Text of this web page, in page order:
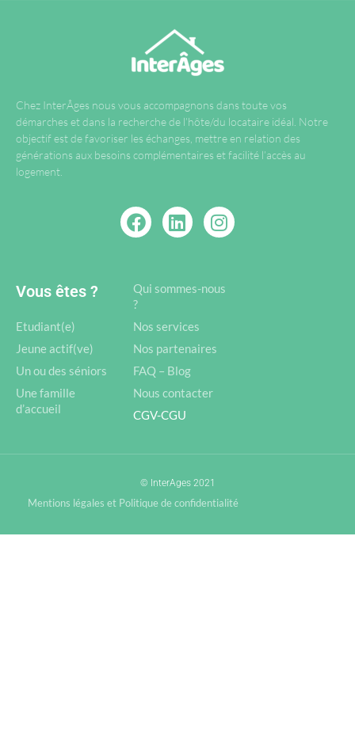
Chez InterÂges nous vous accompagnons dans toute vos
démarches et dans la recherche de l’hôte/du locataire idéal. Notre
objectif est de favoriser les échanges, mettre en relation des
générations aux besoins complémentaires et facilité l’accès au
logement.
Vous êtes ?
Etudiant(e)
Jeune actif(ve)
Un ou des séniors
Une famille
d’accueil
Qui sommes-nous
?
Nos services
Nos partenaires
FAQ – Blog
Nous contacter
CGV-CGU
© InterAges 2021
Mentions légales et Politique de confidentialité